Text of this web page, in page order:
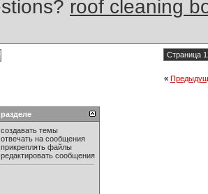
roof cleaning
Страница
«
создавать темы
отвечать на сообщения
прикреплять файлы
редактировать сообщения